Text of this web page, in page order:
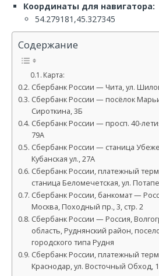
Координаты для навигатора:
54.279181,45.327345
Содержание
Карта:
Сбербанк России — Чита, ул.
Сбербанк России — посёлок
Сироткина, 3Б
Сбербанк России — просп. 40-
79А
Сбербанк России — станица
Кубанская ул., 27А
Сбербанк России, платежный
станица Беломечетская, ул.
Сбербанк России, банкомат —
Москва, Походный пр., 3, стр. 2
Сбербанк России — Россия,
область, Руднянский район,
городского типа Рудня
Сбербанк России, платежный
Краснодар, ул. Восточный Обход,